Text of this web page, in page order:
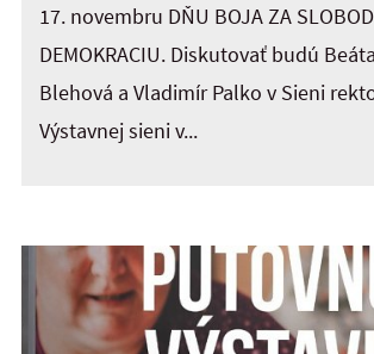
17. novembru DŇU BOJA ZA
DEMOKRACIU. Diskutovať budú
Blehová a Vladimír Palko v Sieni
Výstavnej sieni v...